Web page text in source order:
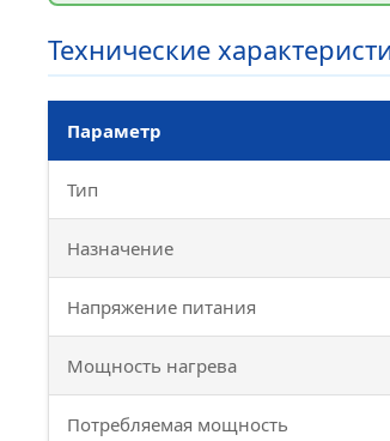
Технические
Параметр
Тип
Назначение
Напряжение питания
Мощность нагрева
Потребляемая мощность